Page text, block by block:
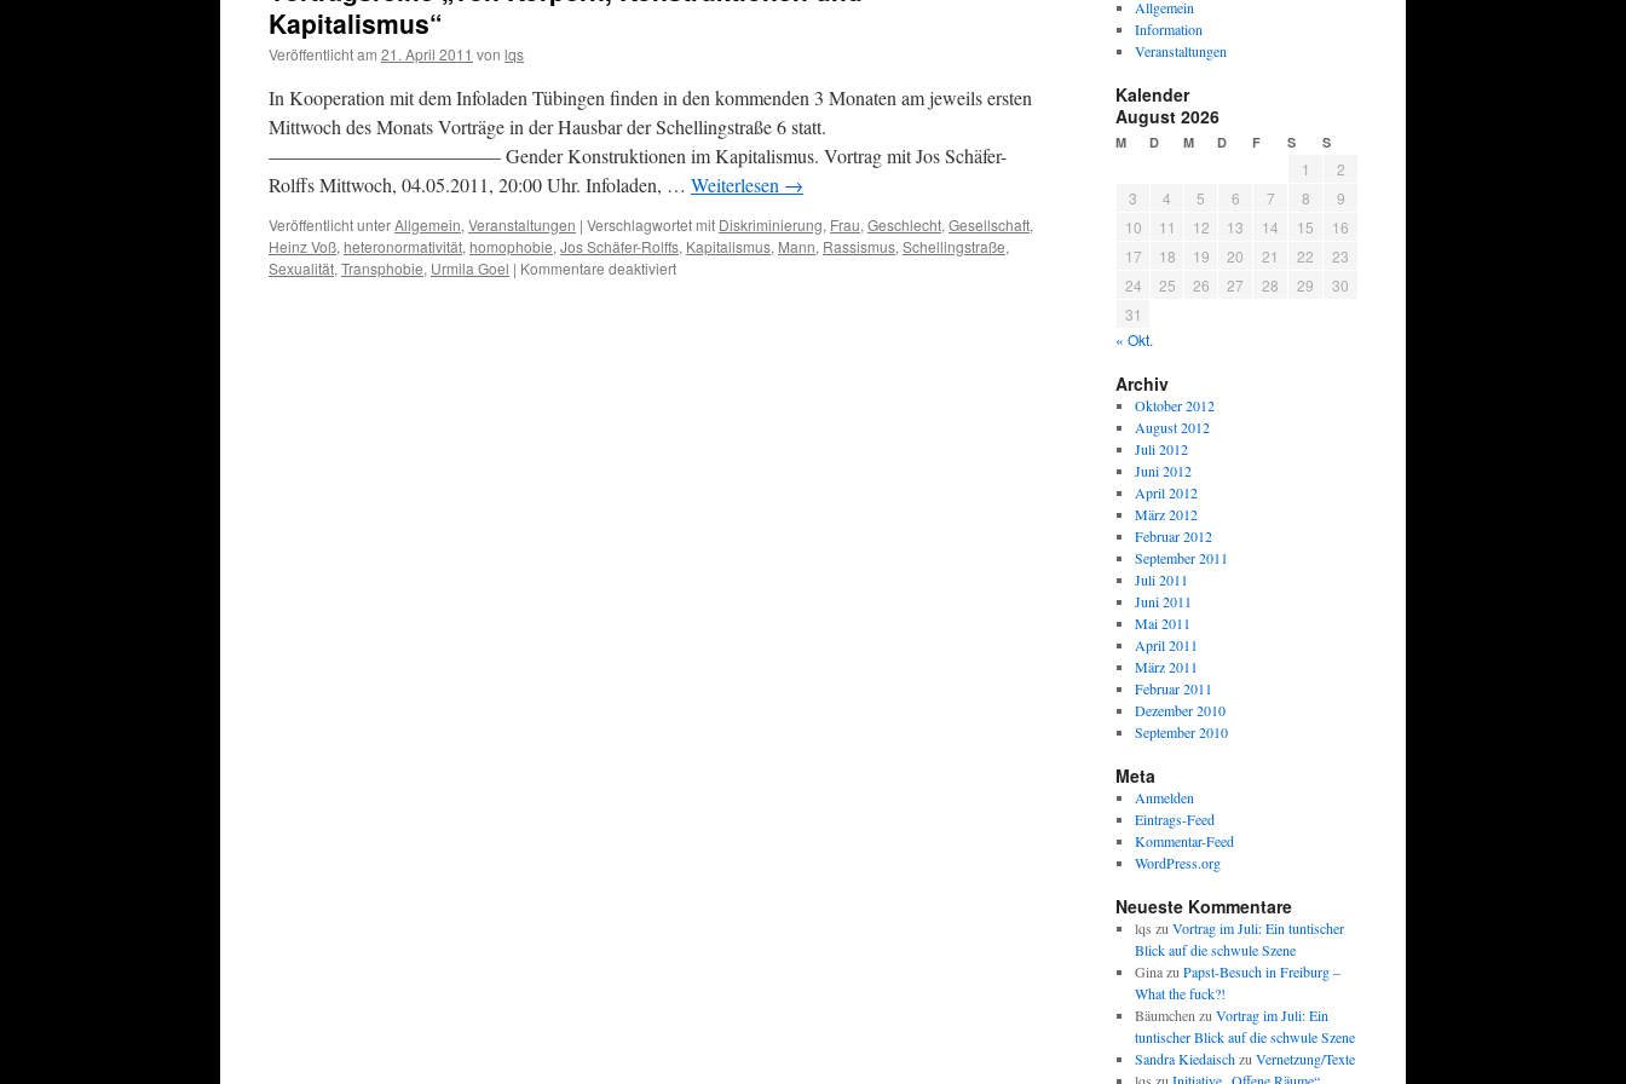
Kapitalismus“
Veröffentlicht am 21. April 2011 von lqs
In Kooperation mit dem Infoladen Tübingen finden in den kommenden 3 Monaten am jeweils ersten
Mittwoch des Monats Vorträge in der Hausbar der Schellingstraße 6 statt.
———————————— Gender Konstruktionen im Kapitalismus. Vortrag mit Jos Schäfer-
Rolffs Mittwoch, 04.05.2011, 20:00 Uhr. Infoladen, … Weiterlesen →
Veröffentlicht unterAllgemein, Veranstaltungen | Verschlagwortet mit Diskriminierung, Frau, Geschlecht, Gesellschaft,
Heinz Voß, heteronormativität, homophobie, Jos Schäfer-Rolffs, Kapitalismus, Mann, Rassismus, Schellingstraße,
Sexualität, Transphobie, Urmila Goel | Kommentare deaktiviertfür
Allgemein
Information
Veranstaltungen
Kalender
August 2026
M D M D F S S
1
2
3
4 5 6 7 8
9
10
11 12 13 14 15
16
17
18 19 20 21 22
23
24
25 26 27 28 29
30
31
« Okt.
Archiv
Oktober 2012
August 2012
Juli 2012
Juni 2012
April 2012
März 2012
Februar 2012
September 2011
Juli 2011
Juni 2011
Mai 2011
April 2011
März 2011
Februar 2011
Dezember 2010
September 2010
Meta
Anmelden
Eintrags-Feed
Kommentar-Feed
WordPress.org
Neueste Kommentare
lqs zu Vortrag im Juli: Ein tuntischer
Blick auf die schwule Szene
Ginazu Papst-Besuch in Freiburg –
What the fuck?!
Bäumchen zu Vortrag im Juli: Ein
tuntischer Blick auf die schwule Szene
Sandra Kiedaischzu Vernetzung/Texte